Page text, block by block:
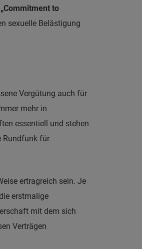
„Commitment to
sexuelle Belästigung
Vergütung auch für
mehr in
essentiell und stehen
Rundfunk für
ertragreich sein. Je
erstmalige
mit dem sich
Verträgen